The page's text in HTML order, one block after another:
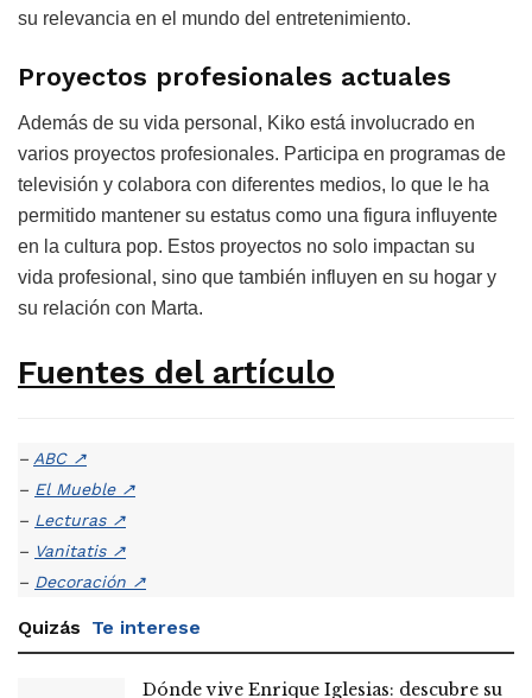
su relevancia en el mundo del entretenimiento.
Proyectos profesionales actuales
Además de su vida personal, Kiko está involucrado en
varios proyectos profesionales. Participa en programas de
televisión y colabora con diferentes medios, lo que le ha
permitido mantener su estatus como una figura influyente
en la cultura pop. Estos proyectos no solo impactan su
vida profesional, sino que también influyen en su hogar y
su relación con Marta.
Fuentes del artículo
– ABC ↗
– El Mueble ↗
– Lecturas ↗
– Vanitatis ↗
– Decoración ↗
Quizás Te interese
Dónde vive Enrique Iglesias: descubre su